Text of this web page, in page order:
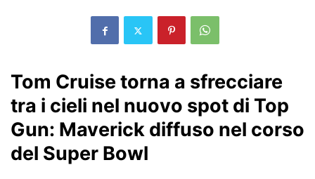
Tom Cruise torna a sfrecciare
tra i cieli nel nuovo spot di Top
Gun: Maverick diffuso nel corso
del Super Bowl